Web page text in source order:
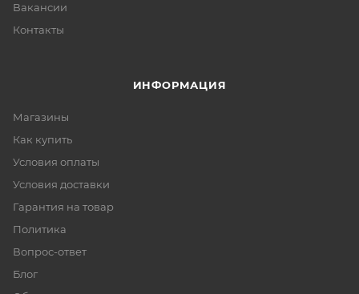
Вакансии
Контакты
ИНФОРМАЦИЯ
Магазины
Как купить
Условия оплаты
Условия доставки
Гарантия на товар
Политика
Вопрос-ответ
Блог